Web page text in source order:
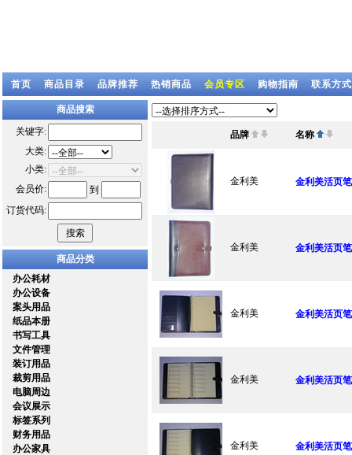
首页 商品目录 品牌推荐 热销商品 会员专区 购物指南 联系方式
商品搜索
关键字:
大类:
小类:
会员价:
到
订货代码:
商品分类
办公耗材
办公设备
案头用品
纸品本册
书写工具
文件管理
装订用品
裁剪用品
电脑周边
会议展示
标签系列
财务用品
办公家具
品牌 名称
金利美 金利美活页
金利美 金利美活页
金利美 金利美活页
金利美 金利美活页
金利美 金利美活页